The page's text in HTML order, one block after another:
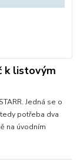
k listovým
Jedná se o
potřeba dva
na úvodním